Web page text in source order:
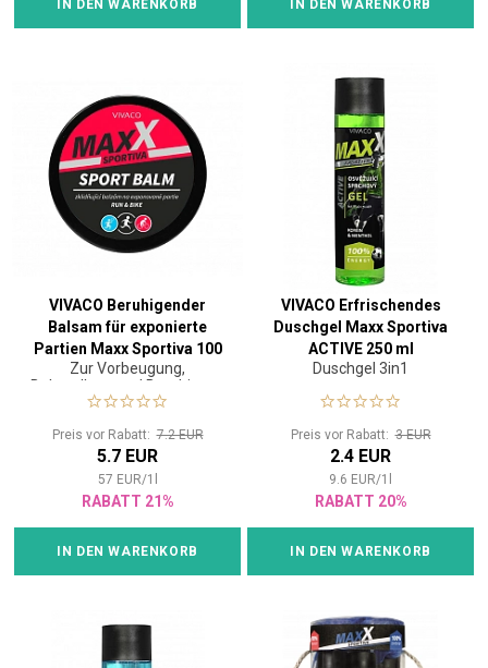
IN DEN WARENKORB IN DEN WARENKORB
VIVACO Beruhigender
Balsam für exponierte
Partien Maxx Sportiva 100
ml
Zur Vorbeugung,
Behandlung und Beruhigung
exponierter Körperpartien
Preis vor Rabatt:7.2 EUR
5.7 EUR
57 EUR/1
RABATT 21%
IN DEN WARENKORB
VIVACO Erfrischendes
Duschgel Maxx Sportiva
ACTIVE 250 ml
Duschgel 3in1
Preis vor Rabatt:3 EUR
2.4 EUR
9.6 EUR/1
RABATT 20%
IN DEN WARENKORB